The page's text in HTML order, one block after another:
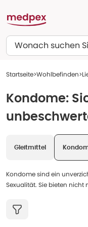
Suchen
Startseite Wohlbefinden
Kondome:
Gleitmittel
Kondome sind ein
Sexualität. Sie bieten nicht
Methode, um sich und
übertragbaren Infektionen